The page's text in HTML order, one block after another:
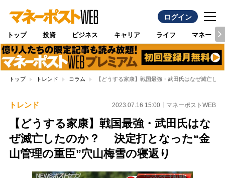
ログイン
トップ 投資 ビジネス キャリア ライフ マネー
トップ トレンド コラム 【どうする家康】戦国最強・武田氏はなぜ滅亡し
トレンド 2023.07.16 15:00 マネーポストWEB
【どうする家康】戦国最強・武田氏はな
ぜ滅亡したのか？ 決定打となった“金
山管理の重臣”穴山梅雪の寝返り